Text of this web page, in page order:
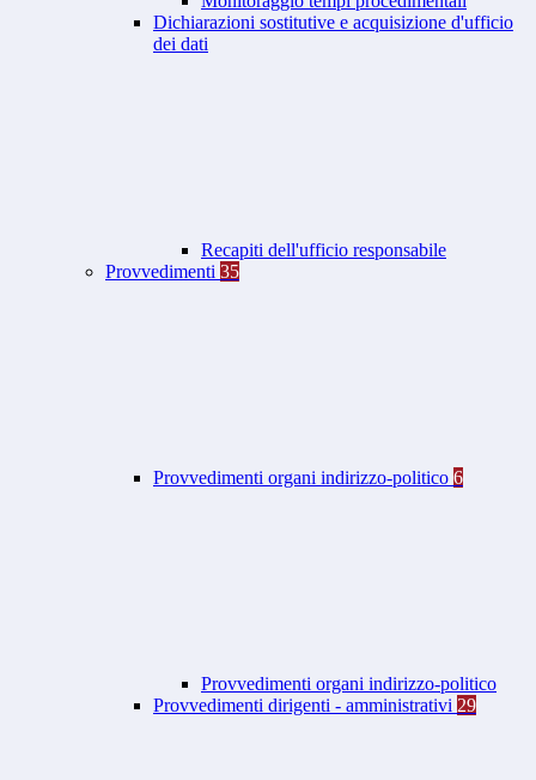
Dichiarazioni sostitutive e acquisizione d'ufficio
dei dati
Recapiti dell'ufficio responsabile
Provvedimenti 35
Provvedimenti organi indirizzo-politico 6
Provvedimenti organi indirizzo-politico
Provvedimenti dirigenti - amministrativi 29